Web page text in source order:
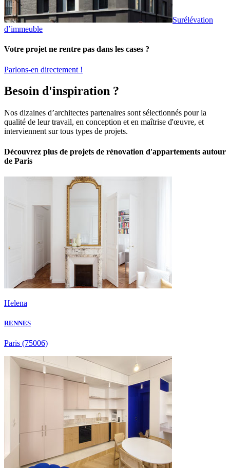
Surélévation
d’immeuble
Votre projet ne rentre pas dans les cases ?
Parlons-en directement !
Besoin d'inspiration ?
Nos dizaines d’architectes partenaires sont sélectionnés pour la
qualité de leur travail, en conception et en maîtrise d'œuvre, et
interviennent sur tous types de projets.
Découvrez plus de projets de rénovation d'appartements autour
de Paris
Helena
RENNES
Paris (75006)